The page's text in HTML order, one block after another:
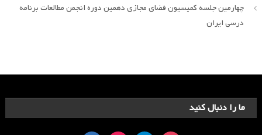
چهارمین جلسه کمیسیون فضای مجازی دهمین دوره انجمن مطالعات برنامه
درسی ایران
ما را دنبال کنید